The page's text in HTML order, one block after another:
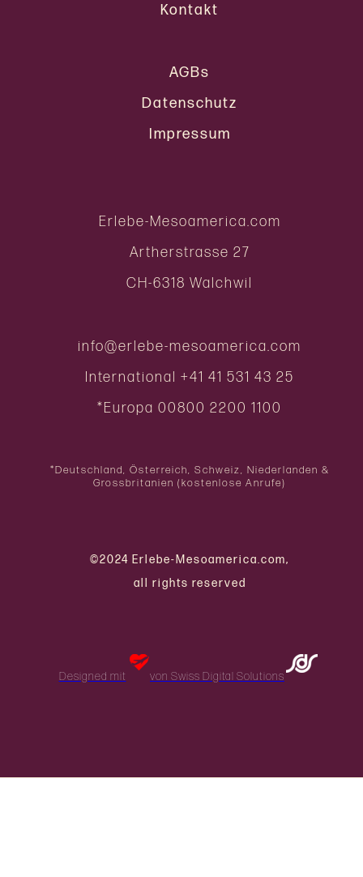
Kontakt
AGBs
Datenschutz
Impressum
Erlebe-Mesoamerica.com
Artherstrasse 27
CH-6318 Walchwil
info@erlebe-mesoamerica.com
International +41 41 531 43 25
*Europa 00800 2200 1100
*Deutschland, Österreich, Schweiz, Niederlanden &
Grossbritanien (kostenlose Anrufe)
©2024 Erlebe-Mesoamerica.com,
all rights reserved
Designed mit von Swiss Digital Solutions